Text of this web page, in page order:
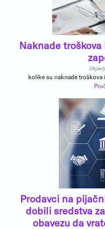
Naknade
kolike su naknade troškova
Prodavci na
dobili sredstva
obavezu da